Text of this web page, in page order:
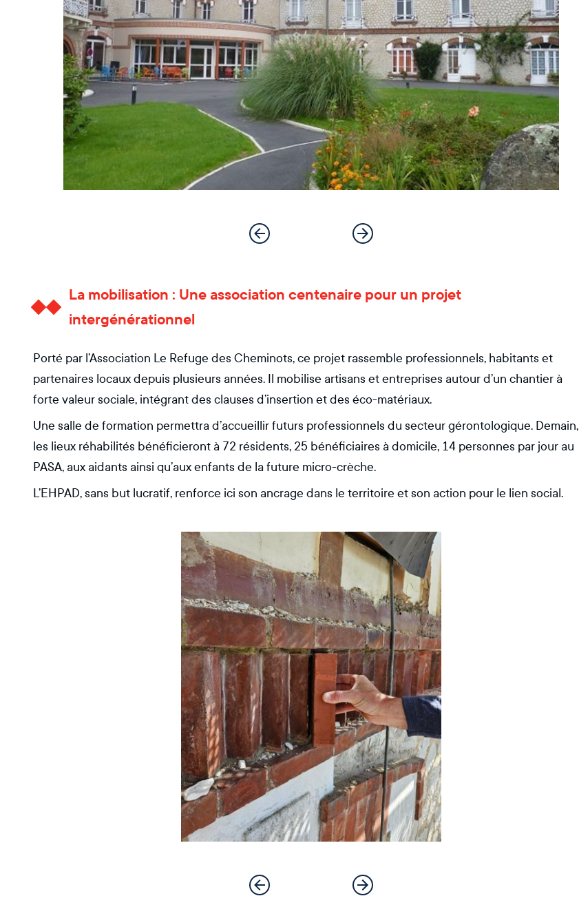
La mobilisation : Une association centenaire pour un projet
intergénérationnel
Porté par l’Association Le Refuge des Cheminots, ce projet rassemble professionnels, habitants et
partenaires locaux depuis plusieurs années. Il mobilise artisans et entreprises autour d’un chantier à
forte valeur sociale, intégrant des clauses d’insertion et des éco-matériaux.
Une salle de formation permettra d’accueillir futurs professionnels du secteur gérontologique. Demain,
les lieux réhabilités bénéficieront à 72 résidents, 25 bénéficiaires à domicile, 14 personnes par jour au
PASA, aux aidants ainsi qu’aux enfants de la future micro-crèche.
L’EHPAD, sans but lucratif, renforce ici son ancrage dans le territoire et son action pour le lien social.